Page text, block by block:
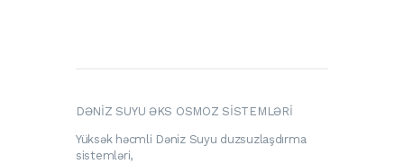
DƏNİZ SUYU ƏKS OSMOZ SİSTEMLƏRİ
Yüksək həcmli Dəniz Suyu duzsuzlaşdırma
sistemləri,